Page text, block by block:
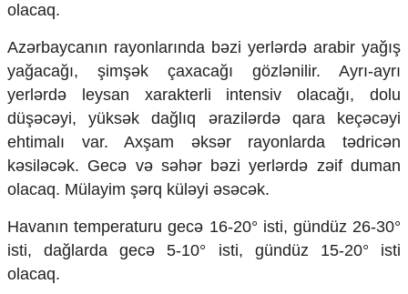
İqtisadiyyat
İqtisadi xəbərlər
Energetika
Neft-qaz
Əmək və sosial siyasət
Kənd təsərrüfatı
Hərbi sənaye
Telekommunikasiya və nəqliyyat
COP29
Cəmiyyət
Crossmedia.az - 1 yaş
Siyasət
olacaq.
Azərbaycanın rayonlarında bəzi yerlərdə arabir yağış
yağacağı, şimşək çaxacağı gözlənilir. Ayrı-ayrı
yerlərdə leysan xarakterli intensiv olacağı, dolu
düşəcəyi, yüksək dağlıq ərazilərdə qara keçəcəyi
ehtimalı var. Axşam əksər rayonlarda tədricən
kəsiləcək. Gecə və səhər bəzi yerlərdə zəif duman
olacaq. Mülayim şərq küləyi əsəcək.
Havanın temperaturu gecə 16-20° isti, gündüz 26-30°
isti, dağlarda gecə 5-10° isti, gündüz 15-20° isti
olacaq.